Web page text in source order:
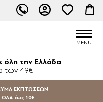
την Ελλάδα
των 49€
ΚΥΜΑ ΕΚΠΤΩΣΕΩΝ
ΟΛΑ έως 10€